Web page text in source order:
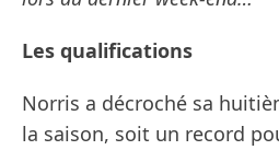
Les qualifications
Norris a décroché sa
la saison, soit un record